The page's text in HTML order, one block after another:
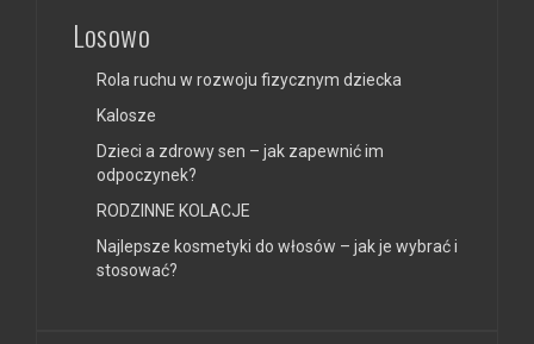
Losowo
Rola ruchu w rozwoju fizycznym dziecka
Kalosze
Dzieci a zdrowy sen – jak zapewnić im
odpoczynek?
RODZINNE KOLACJE
Najlepsze kosmetyki do włosów – jak je wybrać i
stosować?